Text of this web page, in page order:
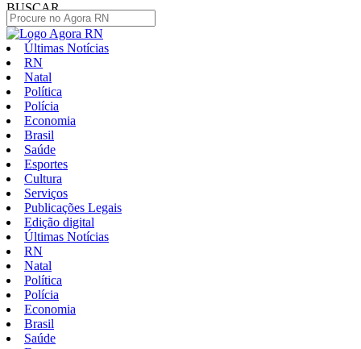
BUSCAR
Últimas Notícias
RN
Natal
Política
Polícia
Economia
Brasil
Saúde
Esportes
Cultura
Serviços
Publicações Legais
Edição digital
Últimas Notícias
RN
Natal
Política
Polícia
Economia
Brasil
Saúde